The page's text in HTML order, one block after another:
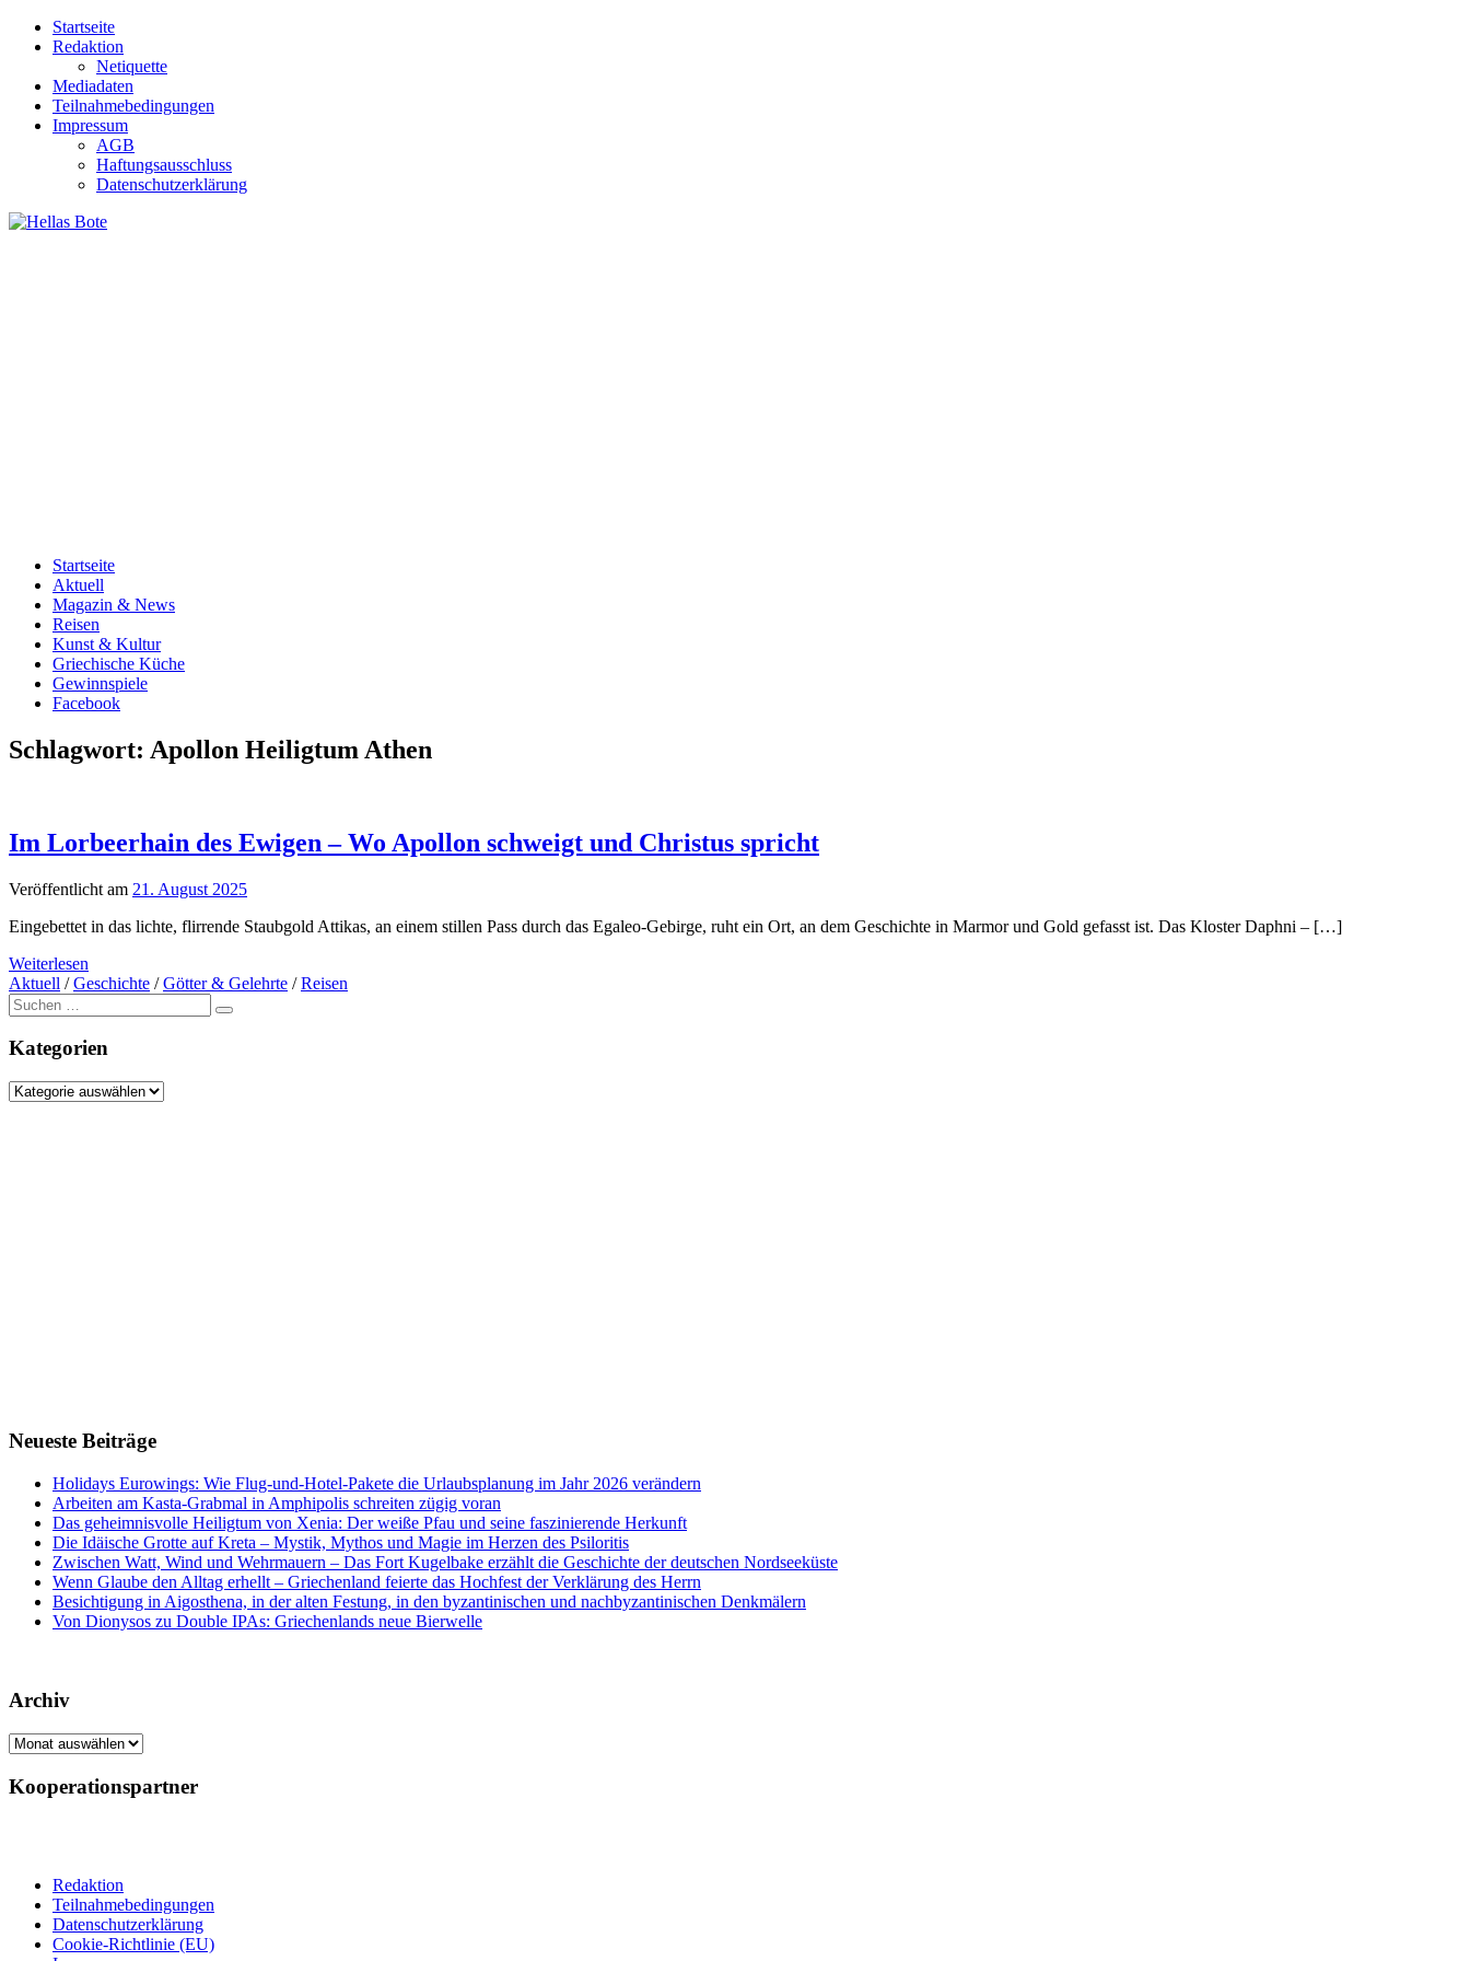
Zum
Inhalt
Startseite
Redaktion
Netiquette
Mediadaten
Teilnahmebedingungen
Impressum
AGB
Haftungsausschluss
Datenschutzerklärung
Startseite
Aktuell
Magazin & News
Reisen
Kunst & Kultur
Griechische Küche
Gewinnspiele
Facebook
Schlagwort: Apollon Heiligtum Athen
Im Lorbeerhain des Ewigen – Wo Apollon schweigt und Christus spricht
Veröffentlicht am 21. August 2025
Eingebettet in das lichte, flirrende Staubgold Attikas, an einem stillen Pass durch das Egaleo-Gebirge, ruht ein Ort, an dem Geschichte in Marmor und Gold gefasst ist. Das Kloster Daphni – […]
Weiterlesen
Aktuell /Geschichte /Götter & Gelehrte /Reisen
Suche
nach:
Kategorien
Kategorien
Neueste Beiträge
Holidays Eurowings: Wie Flug-und-Hotel-Pakete die Urlaubsplanung im Jahr 2026 verändern
Arbeiten am Kasta-Grabmal in Amphipolis schreiten zügig voran
Das geheimnisvolle Heiligtum von Xenia: Der weiße Pfau und seine faszinierende Herkunft
Die Idäische Grotte auf Kreta – Mystik, Mythos und Magie im Herzen des Psiloritis
Zwischen Watt, Wind und Wehrmauern – Das Fort Kugelbake erzählt die Geschichte der deutschen Nordseeküste
Wenn Glaube den Alltag erhellt – Griechenland feierte das Hochfest der Verklärung des Herrn
Besichtigung in Aigosthena, in der alten Festung, in den byzantinischen und nachbyzantinischen Denkmälern
Von Dionysos zu Double IPAs: Griechenlands neue Bierwelle
Archiv
Archiv
Kooperationspartner
Redaktion
Teilnahmebedingungen
Datenschutzerklärung
Cookie-Richtlinie (EU)